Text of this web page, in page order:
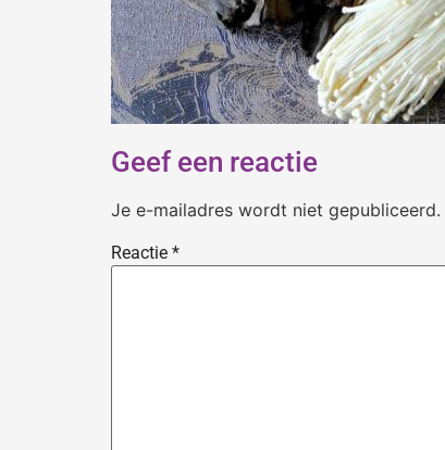
Geef een reactie
Je e-mailadres wordt niet gepubliceerd.
Reactie *